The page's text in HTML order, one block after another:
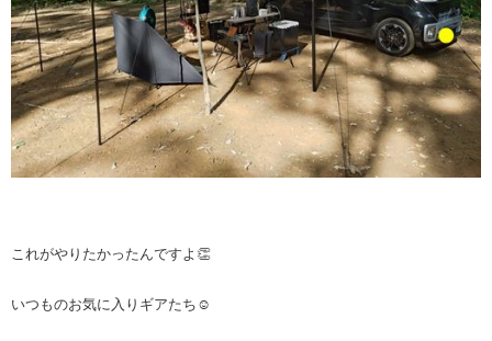
これがやりたかったんですよ👏
いつものお気に入りギアたち☺️